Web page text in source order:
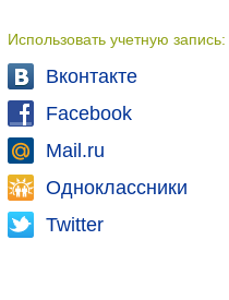
Использовать учетную запись:
Вконтакте
Facebook
Mail.ru
Одноклассники
Twitter